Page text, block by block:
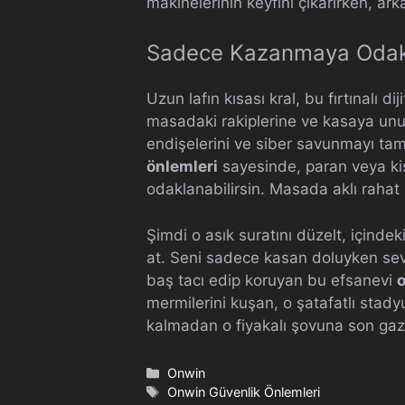
Sadece Kazanmaya
Uzun lafın kısası kral, bu
masadaki rakiplerine ve kasaya
endişelerini ve siber savunmayı
önlemleri sayesinde, paran veya
odaklanabilirsin. Masada aklı
Şimdi o asık suratını düzelt,
at. Seni sadece kasan doluyken
baş tacı edip koruyan bu efsanevi
mermilerini kuşan, o şatafatlı
kalmadan o fiyakalı şovuna son
Kategoriler
Onwin
Etiketler
Onwin Güvenlik Önlemleri